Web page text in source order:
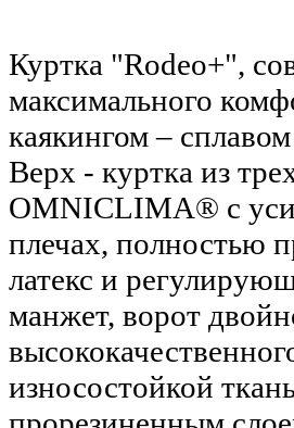
Куртка "Rodeo+",
максимального
каякингом –
Верх - куртка из
OMNICLIMA® с
плечах, полностью
латекс и
манжет, ворот
износостойкой